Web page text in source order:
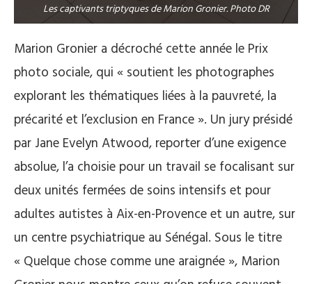
Les captivants triptyques de Marion Gronier. Photo DR
Marion Gronier a décroché cette année le Prix
photo sociale, qui « soutient les photographes
explorant les thématiques liées à la pauvreté, la
précarité et l’exclusion en France ». Un jury présidé
par Jane Evelyn Atwood, reporter d’une exigence
absolue, l’a choisie pour un travail se focalisant sur
deux unités fermées de soins intensifs et pour
adultes autistes à Aix-en-Provence et un autre, sur
un centre psychiatrique au Sénégal. Sous le titre
« Quelque chose comme une araignée », Marion